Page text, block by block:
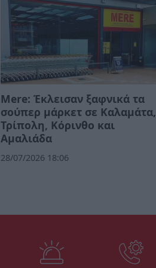
Mere: Έκλεισαν ξαφνικά τα
σούπερ μάρκετ σε Καλαμάτα,
Τρίπολη, Κόρινθο και
Αμαλιάδα
28/07/2026 18:06